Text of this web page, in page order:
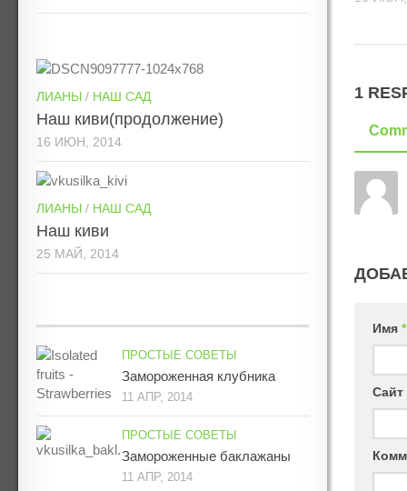
1
Имя *
Сайт
ЛИАНЫ / НАШ САД
Наш киви(продолжение)
16 ИЮН, 2014
ЛИАНЫ / НАШ САД
Наш киви
25 МАЙ, 2014
ПРОСТЫЕ СОВЕТЫ
Замороженная клубника
11 АПР, 2014
ПРОСТЫЕ СОВЕТЫ
Замороженные баклажаны
11 АПР, 2014